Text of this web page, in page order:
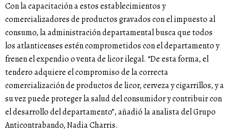
Con la capacitación a estos establecimientos y
comercializadores de productos gravados con el impuesto al
consumo, la administración departamental busca que todos
los atlanticenses estén comprometidos con el departamento y
frenen el expendio o venta de licor ilegal. “De esta forma, el
tendero adquiere el compromiso de la correcta
comercialización de productos de licor, cerveza y cigarrillos, y a
su vez puede proteger la salud del consumidor y contribuir con
el desarrollo del departamento”, añadió la analista del Grupo
Anticontrabando, Nadia Charris.